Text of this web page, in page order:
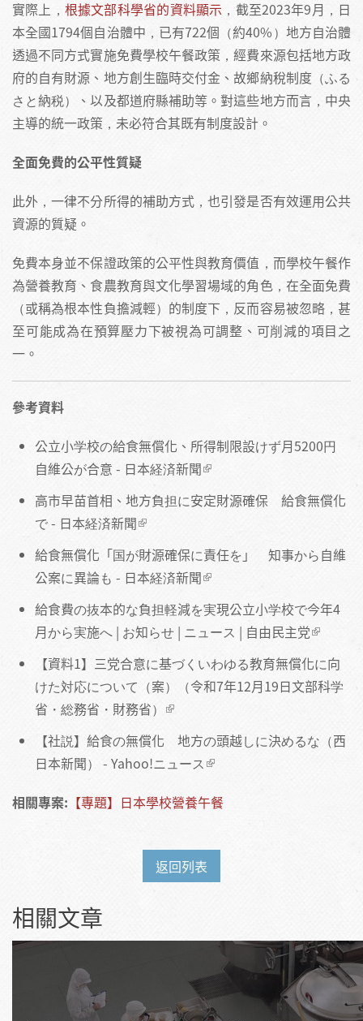
實際上， 根據文部科學省的資料顯示 ，截至2023年9月，日
本全國1794個自治體中，已有722個（約40%）地方自治體
透過不同方式實施免費學校午餐政策，經費來源包括地方政
府的自有財源、地方創生臨時交付金、故鄉納稅制度（ふる
さと納税）、以及都道府縣補助等。對這些地方而言，中央
主導的統一政策，未必符合其既有制度設計。
全面免費的公平性質疑
此外，一律不分所得的補助方式，也引發是否有效運用公共
資源的質疑。
免費本身並不保證政策的公平性與教育價值，而學校午餐作
為營養教育、食農教育與文化學習場域的角色，在全面免費
（或稱為根本性負擔減輕）的制度下，反而容易被忽略，甚
至可能成為在預算壓力下被視為可調整、可削減的項目之
一。
參考資料
公立小学校の給食無償化、所得制限設けず月5200円
自維公が合意 - 日本経済新聞
高市早苗首相、地方負担に安定財源確保 給食無償化
で - 日本経済新聞
給食無償化「国が財源確保に責任を」 知事から自維
公案に異論も - 日本経済新聞
給食費の抜本的な負担軽減を実現公立小学校で今年4
月から実施へ | お知らせ | ニュース | 自由民主党
【資料1】三党合意に基づくいわゆる教育無償化に向
けた対応について（案）（令和7年12月19日文部科学
省・総務省・財務省）
【社説】給食の無償化 地方の頭越しに決めるな（西
日本新聞） - Yahoo!ニュース
相關專案: 【專題】日本學校營養午餐
返回列表
相關文章